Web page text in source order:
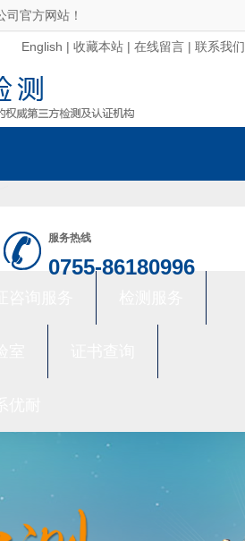
官方网站！
English | 收藏本站 | 在线留言 | 联系我们
服务热线
0755-86180996
咨询服务